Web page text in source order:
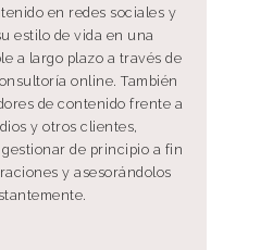
en redes sociales y
estilo de vida en una
a largo plazo a través de
online. También
de contenido frente a
y otros clientes,
de principio a fin
y asesorándolos